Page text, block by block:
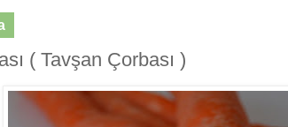
( Tavşan Çorbası )